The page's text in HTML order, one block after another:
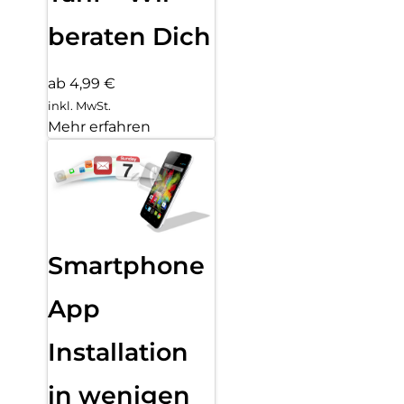
beraten Dich
ab 4,99 €
inkl. MwSt.
Mehr erfahren
Smartphone
App
Installation
in wenigen